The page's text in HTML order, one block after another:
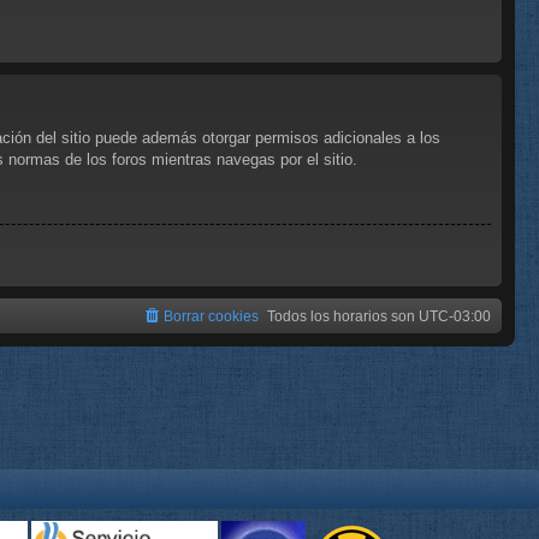
del sitio puede además otorgar permisos adicionales a los
de los foros mientras navegas por el sitio.
Todos los horarios son UTC-03:00
Borrar cookies